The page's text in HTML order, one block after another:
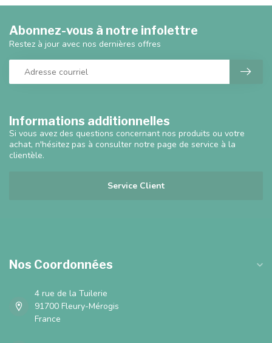
Informations additionnelles
Si vous avez des questions concernant nos produits ou votre
achat, n'hésitez pas à consulter notre page de service à la
clientèle.
Service Client
Abonnez-vous à notre infolettre
Restez à jour avec nos dernières offres
Nos Coordonnées
4 rue de la Tuilerie
91700 Fleury-Mérogis
France